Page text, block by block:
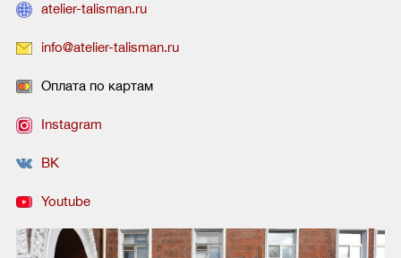
atelier-talisman.ru
info@atelier-talisman.ru
Оплата по картам
Instagram
ВК
Youtube